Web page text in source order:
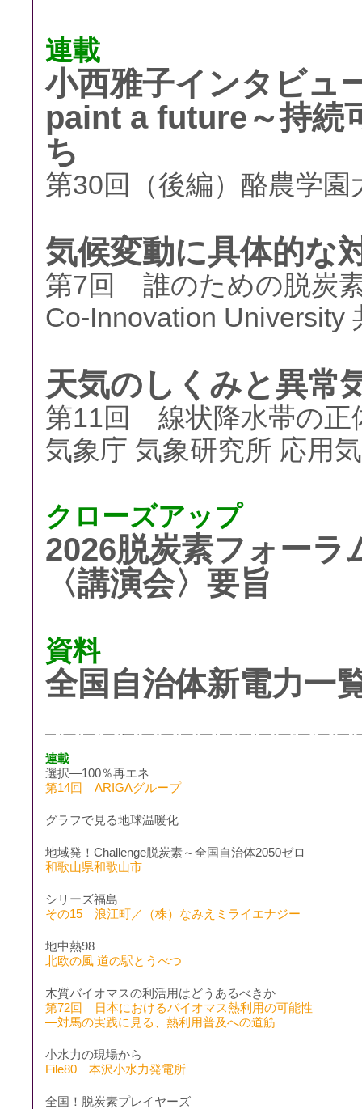
連載
小西雅子インタビュ
paint a future～持続
ち
第30回（後編）酪農学
気候変動に具体的な
第7回 誰のための脱炭
Co-Innovation University
天気のしくみと異常
第11回 線状降水帯の正
気象庁 気象研究所 応用
クローズアップ
2026脱炭素フォーラ
〈講演会〉要旨
資料
全国自治体新電力一
連載
選択―100％再エネ
第14回 ARIGAグループ
グラフで見る地球温暖化
地域発！Challenge脱炭素～全国自治体2050ゼロ
和歌山県和歌山市
シリーズ福島
その15 浪江町／（株）なみえミライエナジー
地中熱98
北欧の風 道の駅とうべつ
木質バイオマスの利活用はどうあるべきか
第72回 日本におけるバイオマス熱利用の可能性
―対馬の実践に見る、熱利用普及への道筋
小水力の現場から
File80 本沢小水力発電所
全国！脱炭素プレイヤーズ